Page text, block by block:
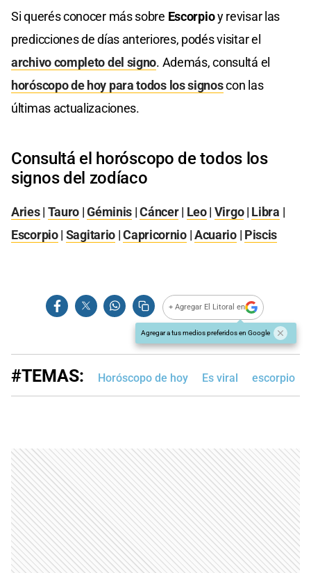
Si querés conocer más sobre Escorpioy revisar las
predicciones de días anteriores, podés visitar el
archivo completo del signo. Además, consultá el
horóscopo de hoy para todos los signoscon las
últimas actualizaciones.
Consultá el horóscopo de todos los
signos del zodíaco
Aries| Tauro |Géminis |Cáncer| Leo| Virgo| Libra |
Escorpio| Sagitario |Capricornio|Acuario| Piscis
+ Agregar El Litoral en
Agregar a tus medios preferidos en Google
#TEMAS: Horóscopo de hoy Es viral escorpio